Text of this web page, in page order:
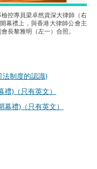
控專員梁卓然資深大律師（右
幕禮上，與香港大律師公會主
長黎雅明（左一）合照。
制度的認識)
)（只有英文）
禮)（只有英文）